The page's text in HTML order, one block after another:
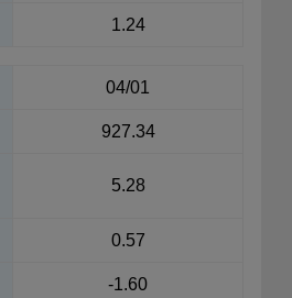
1.24
04/01
927.34
5.28
0.57
-1.60